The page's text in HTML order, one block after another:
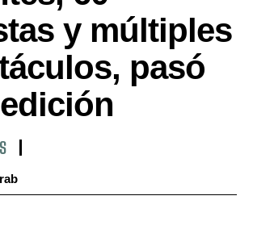
y múltiples
pasó